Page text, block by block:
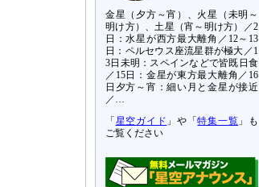
金星（夕方～宵）、火星（未明～
明け方）、土星（宵～明け方）／2
日：水星が西方最大離角／12～13
日：ペルセウス座流星群が極大／1
3日未明：スペインなどで皆既日食
／15日：金星が東方最大離角／16
日夕方～宵：細い月と金星が接近
／…
「 星空ガイド 」や「特集一覧 」も
ご覧ください